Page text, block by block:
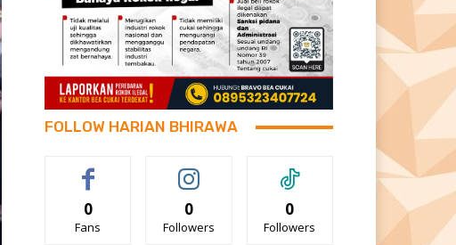
FOLLOW HARIAN BHIRAWA
0
Fans
0
Followers
0
Followers